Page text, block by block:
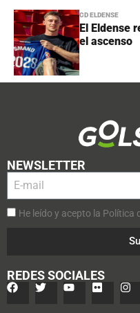
CD ELDENSE
El Eldense
el ascenso
NEWSLETTER
He leído y acepto la Política
REDES SOCIALES